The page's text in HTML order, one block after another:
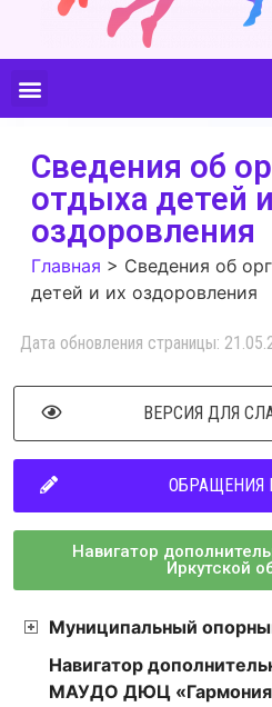
Сведения об
отдыха детей
оздоровления
Главная > Сведения об
детей и их оздоровления
Дата обновления страницы:
ВЕРСИЯ ДЛЯ
ОБРАЩЕНИЯ
Навигатор
Иркутской
Муниципальный
Навигатор
МАУДО ДЮЦ